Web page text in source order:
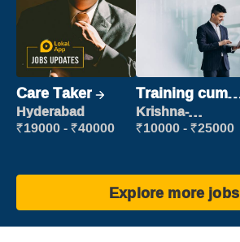
Care Taker
Hyderabad
₹19000 - ₹40000
Training cum
Placement
Krishna-
vijayawada
₹10000 - ₹25000
Explore more jobs